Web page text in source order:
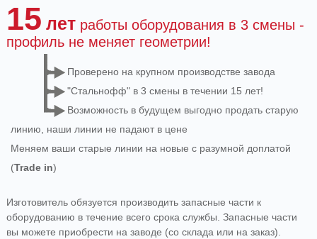
15 летработы оборудования в 3 смены -
профиль не меняет геометрии!
Проверено на крупном производстве завода
"Стальнофф" в 3 смены в течении 15 лет!
Возможность в будущем выгодно продать старую
линию, наши линии не падают в цене
Меняем ваши старые линии на новые с разумной доплатой
(Trade in)
Изготовитель обязуется производить запасные части к
оборудованию в течение всего срока службы. Запасные части
вы можете приобрести на заводе (со склада или на заказ).